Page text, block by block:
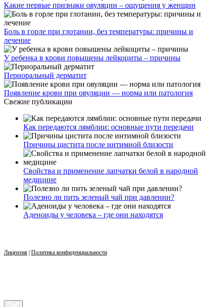
Какие первые признаки овуляции – ощущения у женщин
Боль в горле при глотании, без температуры: причины и
лечение
У ребенка в крови повышены лейкоциты – причины
Периоральный дерматит
Появление крови при овуляции — норма или патология
Свежие публикации
Как передаются лямблии: основные пути передачи
Причины цистита после интимной близости
Свойства и применение лапчатки белой в народной
медицине
Полезно ли пить зеленый чай при давлении?
Аденоиды у человека – где они находятся
Лицензия Политика конфиденциальности